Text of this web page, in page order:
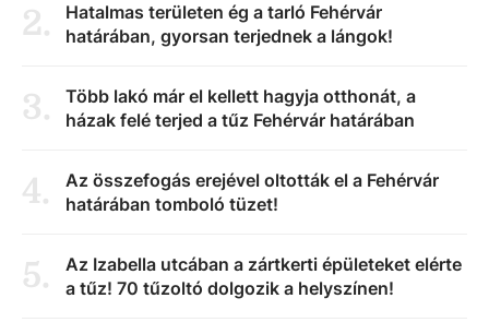
2.
Hatalmas területen ég a tarló Fehérvár
határában, gyorsan terjednek a lángok!
3.
Több lakó már el kellett hagyja otthonát, a
házak felé terjed a tűz Fehérvár határában
4.
Az összefogás erejével oltották el a Fehérvár
határában tomboló tüzet!
5.
Az Izabella utcában a zártkerti épületeket elérte
a tűz! 70 tűzoltó dolgozik a helyszínen!